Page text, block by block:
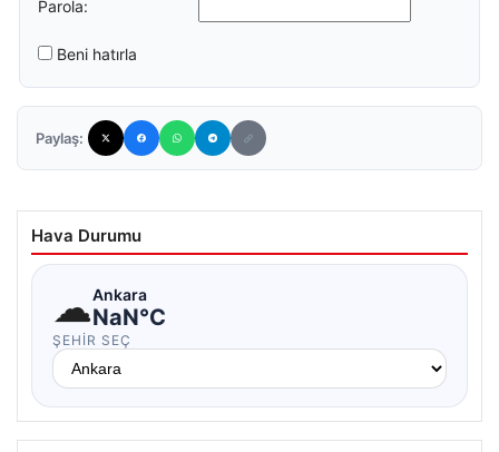
Parola:
Beni hatırla
Paylaş:
Hava Durumu
☁Ankara
NaN°C
ŞEHIR SEÇ